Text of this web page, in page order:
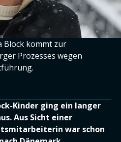
Block kommt zur
Prozesses wegen
Kinder ging ein langer
Aus Sicht einer
war schon